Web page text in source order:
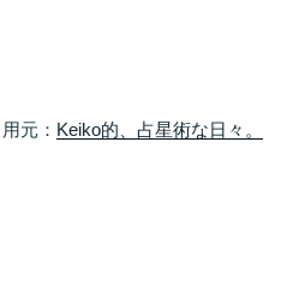
元： Keiko的、占星術な日々。